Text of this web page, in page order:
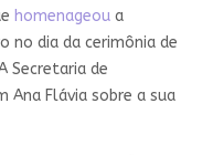
homenageoua
no dia da cerimônia de
Secretaria de
Ana Flávia sobre a sua